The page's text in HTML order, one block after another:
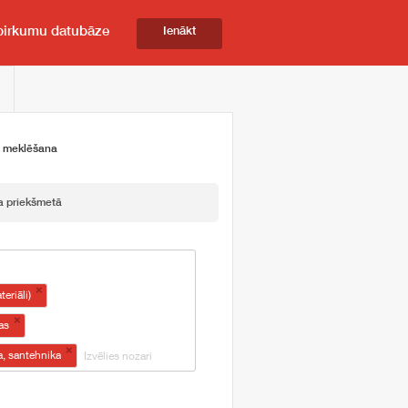
datubāze Ienākt
meklēšana
priekšmetā
×
×
santehnika ×